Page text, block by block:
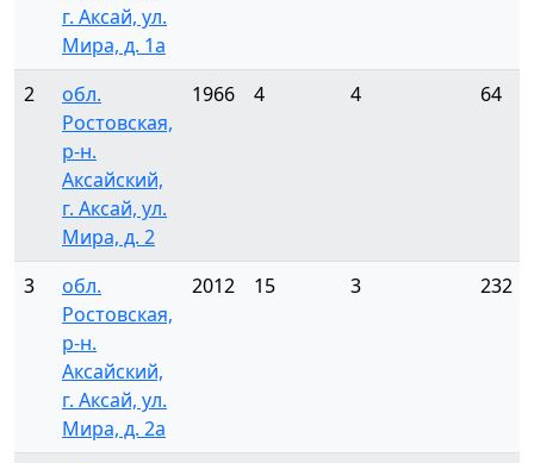
г. Аксай, ул.
Мира, д. 1а
2
обл.
Ростовская,
р-н.
Аксайский,
г. Аксай, ул.
Мира, д. 2
1966 4 4 64
3
обл.
Ростовская,
р-н.
Аксайский,
г. Аксай, ул.
Мира, д. 2а
2012 15 3 232